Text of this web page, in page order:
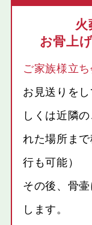
火
お骨上
ご家族様立
お見送りを
しくは近隣
れた場所ま
行も可能）
その後、骨
します。